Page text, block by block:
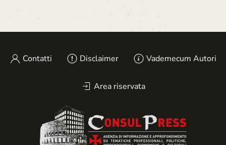
Contatti Disclaimer Vademecum Autori
Area riservata